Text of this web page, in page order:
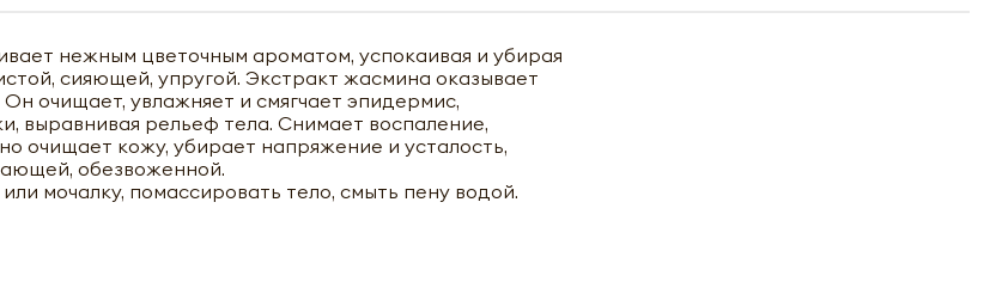
нежным цветочным ароматом, успокаивая и убирая
сияющей, упругой. Экстракт жасмина оказывает
очищает, увлажняет и смягчает эпидермис,
выравнивая рельеф тела. Снимает воспаление,
очищает кожу, убирает напряжение и усталость,
обезвоженной.
мочалку, помассировать тело, смыть пену водой.